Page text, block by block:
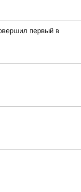
первый в